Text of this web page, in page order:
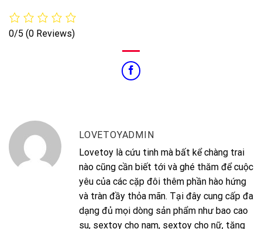
0/5 (0 Reviews)
LOVETOYADMIN
Lovetoy là cứu tinh mà bất kể chàng trai
nào cũng cần biết tới và ghé thăm để cuộc
yêu của các cặp đôi thêm phần hào hứng
và tràn đầy thỏa mãn. Tại đây cung cấp đa
dạng đủ mọi dòng sản phẩm như bao cao
su, sextoy cho nam, sextoy cho nữ, tăng